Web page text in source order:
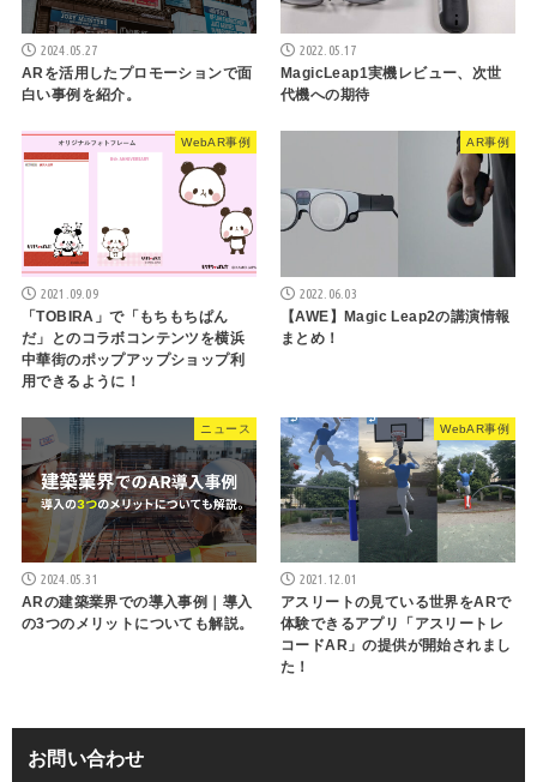
2024.05.27
ARを活用したプロモーションで面
白い事例を紹介。
2022.05.17
MagicLeap1実機レビュー、次世
代機への期待
WebAR事例
2021.09.09
「TOBIRA」で「もちもちぱん
だ」とのコラボコンテンツを横浜
中華街のポップアップショップ利
用できるように！
AR事例
2022.06.03
【AWE】Magic Leap2の講演情報
まとめ！
ニュース
2024.05.31
ARの建築業界での導入事例｜導入
の3つのメリットについても解説。
WebAR事例
2021.12.01
アスリートの見ている世界をARで
体験できるアプリ「アスリートレ
コードAR」の提供が開始されまし
た！
お問い合わせ